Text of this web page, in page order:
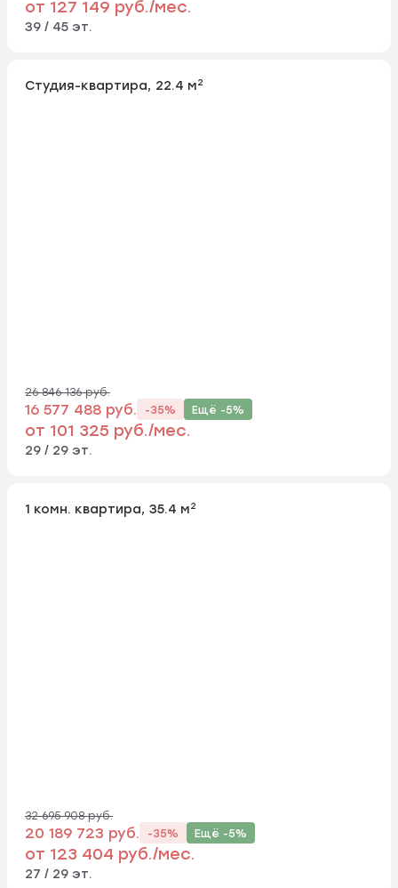
от 127 149 руб./мес.
39 / 45 эт.
Студия-квартира, 22.4 м2
26 846 136 руб.
16 577 488 руб. -35% Ещё -5%
от 101 325 руб./мес.
29 / 29 эт.
1 комн. квартира, 35.4 м2
32 695 908 руб.
20 189 723 руб. -35% Ещё -5%
от 123 404 руб./мес.
27 / 29 эт.